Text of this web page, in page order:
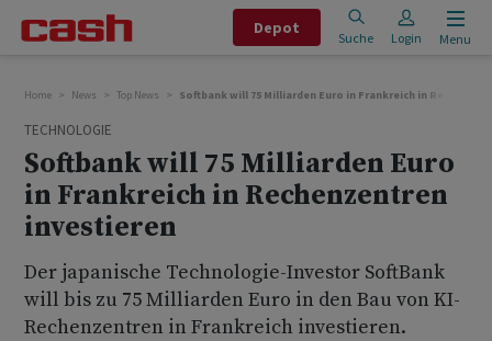
Depot
Suche Login Menu
Home News Top News Softbank will 75 Milliarden Euro in Frankreich in
TECHNOLOGIE
Softbank will 75 Milliarden Euro
in Frankreich in Rechenzentren
investieren
Der japanische Technologie-Investor SoftBank
will bis zu 75 Milliarden Euro in den Bau von KI-
Rechenzentren in Frankreich investieren.